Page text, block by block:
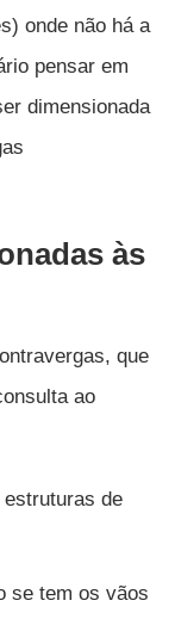
onde não há a
pensar em
dimensionada
às
que
ao
estruturas de
se tem os vãos